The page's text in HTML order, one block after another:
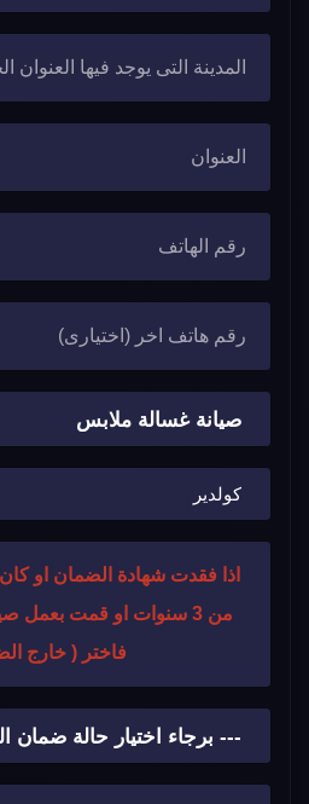
اذا فقدت شهادة الضمان او كان
من 3 سنوات او قمت بعمل
فاختر ( خارج